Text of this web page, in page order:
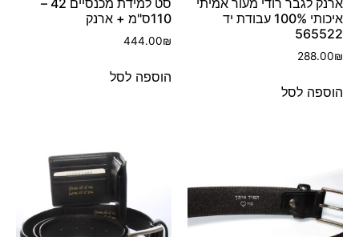
איכותי 100% עבודת יד
565522
288.00₪
הוספה לסל
110ס"מ + ארנק
444.00₪
הוספה לסל